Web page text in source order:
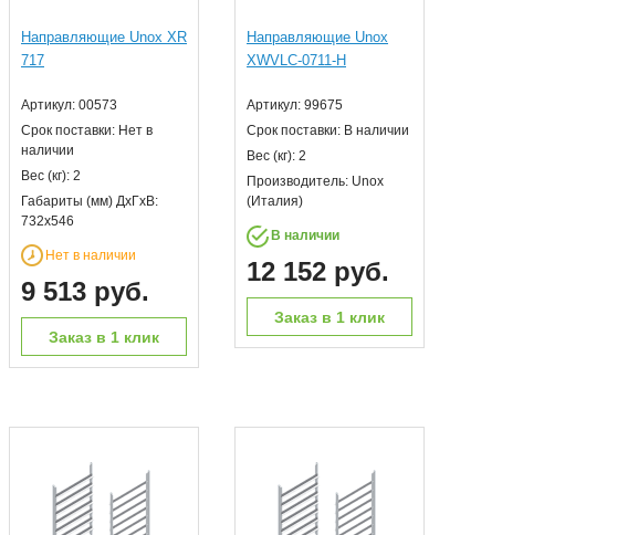
Направляющие Unox XR
717
Артикул: 00573
Срок поставки: Нет в
наличии
Вес (кг): 2
Габариты (мм) ДхГхВ:
732x546
Нет в наличии
9 513 руб.
Заказ в 1 клик
Направляющие Unox
XWVLC-0711-H
Артикул: 99675
Срок поставки: В наличии
Вес (кг): 2
Производитель: Unox
(Италия)
В наличии
12 152 руб.
Заказ в 1 клик